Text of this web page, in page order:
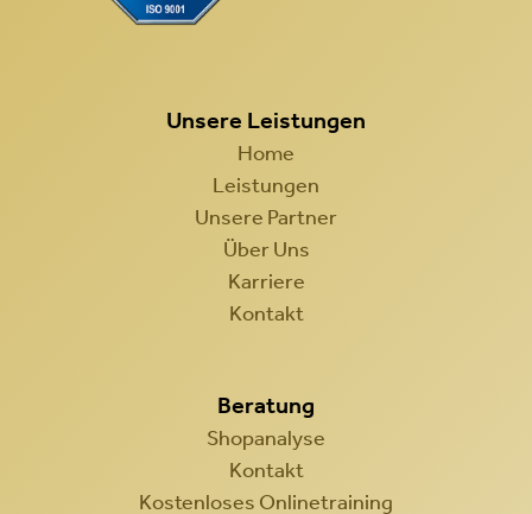
Unsere Leistungen
Home
Leistungen
Unsere Partner
Über Uns
Karriere
Kontakt
Beratung
Shopanalyse
Kontakt
Kostenloses Onlinetraining